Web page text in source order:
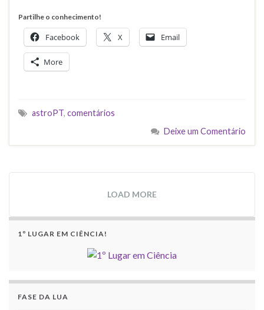
Partilhe o conhecimento!
Facebook X Email
More
astroPT, comentários
Deixe um Comentário
LOAD MORE
1º LUGAR EM CIÊNCIA!
FASE DA LUA